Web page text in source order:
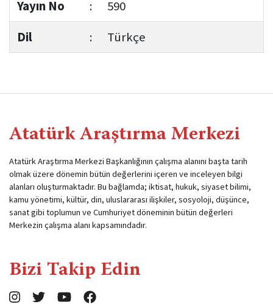
Yayın No
:
590
Dil
: Türkçe
Atatürk Araştırma Merkezi
Atatürk Araştırma Merkezi Başkanlığının çalışma alanını başta tarih
olmak üzere dönemin bütün değerlerini içeren ve inceleyen bilgi
alanları oluşturmaktadır. Bu bağlamda; iktisat, hukuk, siyaset bilimi,
kamu yönetimi, kültür, din, uluslararası ilişkiler, sosyoloji, düşünce,
sanat gibi toplumun ve Cumhuriyet döneminin bütün değerleri
Merkezin çalışma alanı kapsamındadır.
Bizi Takip Edin